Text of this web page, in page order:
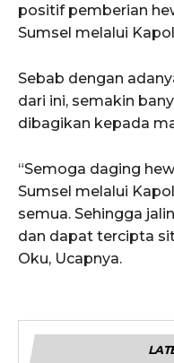
positif pemberian
Sumsel melalui
Sebab dengan
dari ini, semakin
dibagikan kepada
“Semoga daging
Sumsel melalui
semua. Sehingga
dan dapat tercipta
Oku, Ucapnya.